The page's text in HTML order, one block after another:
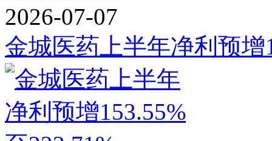
2026-07-07
金城医药上半年净利预增